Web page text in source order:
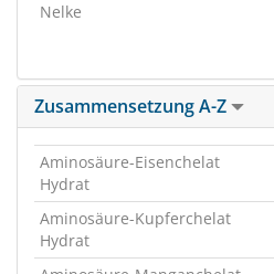
Nelke
Zusammensetzung A-Z
Aminosäure-Eisenchelat
Hydrat
Aminosäure-Kupferchelat
Hydrat